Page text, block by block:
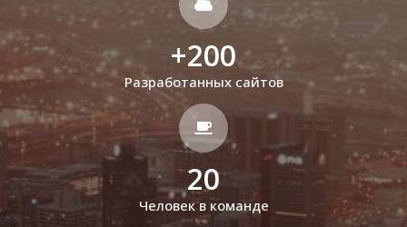
+200
Разработанных сайтов
20
Человек в команде